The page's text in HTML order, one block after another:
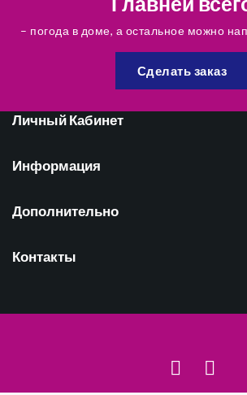
– погода в доме, а остальное можно
Сделать заказ
Личный Кабинет
Информация
Дополнительно
Контакты